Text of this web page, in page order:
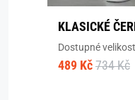
KLASICKÉ
Dostupné
489 Kč 734 Kč